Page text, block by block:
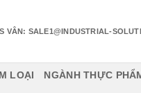
VÂN: SALE1@INDUSTRIAL-
LOẠI NGÀNH THỰC